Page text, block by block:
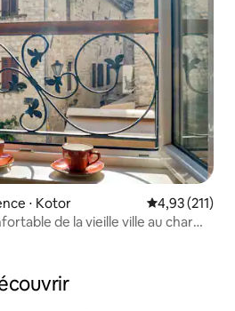
⋅ Kotor Évaluation
4,93 (211)
de la vieille ville au charme